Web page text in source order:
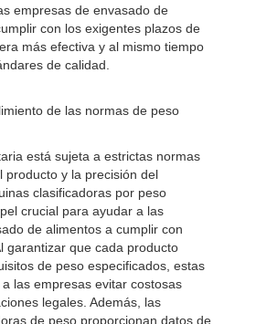
empresas de envasado de
con los exigentes plazos de
más efectiva y al mismo tiempo
de calidad.
de las normas de peso
está sujeta a estrictas normas
producto y la precisión del
clasificadoras por peso
crucial para ayudar a las
de alimentos a cumplir con
garantizar que cada producto
de peso especificados, estas
las empresas evitar costosas
legales. Además, las
de peso proporcionan datos de